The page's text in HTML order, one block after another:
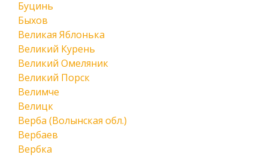
Буцинь
Быхов
Великая Яблонька
Великий Курень
Великий Омеляник
Великий Порск
Велимче
Велицк
Верба (Волынская обл.)
Вербаев
Вербка